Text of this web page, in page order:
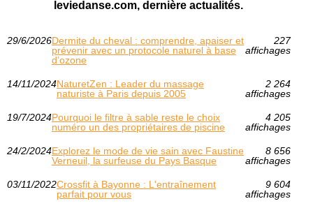
leviedanse.com, dernière actualités.
29/6/2026Dermite du cheval : comprendre, apaiser et
prévenir avec un protocole naturel à base
d’ozone
227
affichages
14/11/2024NaturetZen : Leader du massage
naturiste à Paris depuis 2005
2 264
affichages
19/7/2024Pourquoi le filtre à sable reste le choix
numéro un des propriétaires de piscine
4 205
affichages
24/2/2024Explorez le mode de vie sain avec Faustine
Verneuil, la surfeuse du Pays Basque
8 656
affichages
03/11/2022Crossfit à Bayonne : L'entraînement
parfait pour vous
9 604
affichages